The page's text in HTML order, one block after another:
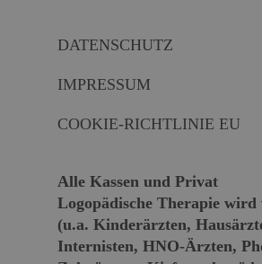
DATENSCHUTZ
IMPRESSUM
COOKIE-RICHTLINIE EU
Alle Kassen und Privat
Logopädische Therapie
(u.a. Kinderärzten,
Internisten, HNO-Ärzten,